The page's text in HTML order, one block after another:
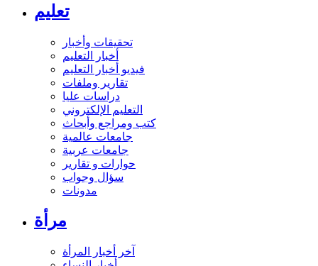
تعليم
تحقيقات وأخبار
أخبار التعليم
فيديو أخبار التعليم
تقارير وملفات
دراسات عليا
التعليم الإلكتروني
كتب ومراجع وأبحاث
جامعات عالمية
جامعات عربية
حوارات و تقارير
سؤال وجواب
مدونات
مرأة
آخر أخبار المرأة